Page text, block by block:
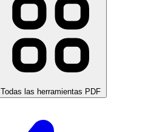
Todas las herramientas PDF